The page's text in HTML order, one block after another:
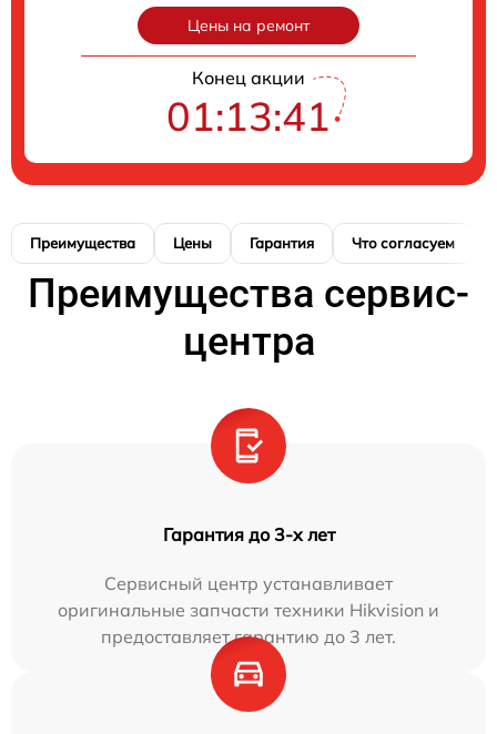
Цены на ремонт
Конец акции
01:13:40
Преимущества Цены Гарантия Что согласуем
Преимущества сервис-
центра
Гарантия до 3-х лет
Сервисный центр устанавливает
оригинальные запчасти техники Hikvision и
предоставляет гарантию до 3 лет.